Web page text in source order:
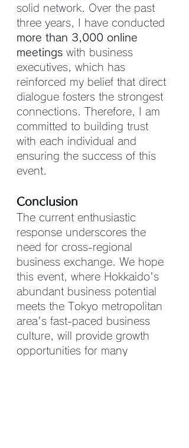
solid network. Over the past
three years, I have conducted
more than 3,000 online
meetings with business
executives, which has
reinforced my belief that direct
dialogue fosters the strongest
connections. Therefore, I am
committed to building trust
with each individual and
ensuring the success of this
event.
Conclusion
The current enthusiastic
response underscores the
need for cross-regional
business exchange. We hope
this event, where Hokkaido's
abundant business potential
meets the Tokyo metropolitan
area's fast-paced business
culture, will provide growth
opportunities for many